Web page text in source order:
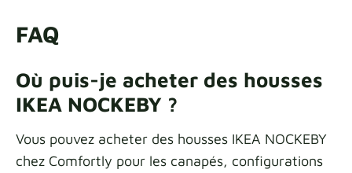
FAQ
Où puis-je acheter des housses
IKEA NOCKEBY ?
Vous pouvez acheter des housses IKEA NOCKEBY
chez Comfortly pour les canapés, configurations